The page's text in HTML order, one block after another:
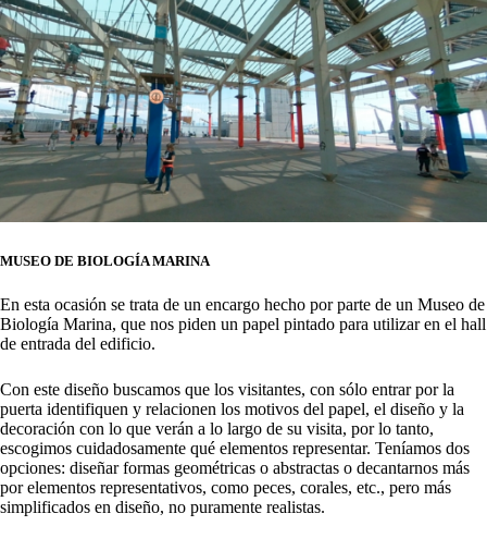
MUSEO DE BIOLOGÍA MARINA
En esta ocasión se trata de un encargo hecho por parte de un Museo de
Biología Marina, que nos piden un papel pintado para utilizar en el hall
de entrada del edificio.
Con este diseño buscamos que los visitantes, con sólo entrar por la
puerta identifiquen y relacionen los motivos del papel, el diseño y la
decoración con lo que verán a lo largo de su visita, por lo tanto,
escogimos cuidadosamente qué elementos representar. Teníamos dos
opciones: diseñar formas geométricas o abstractas o decantarnos más
por elementos representativos, como peces, corales, etc., pero más
simplificados en diseño, no puramente realistas.